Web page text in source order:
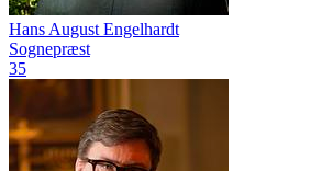
Hans August Engelhardt
Sognepræst
35